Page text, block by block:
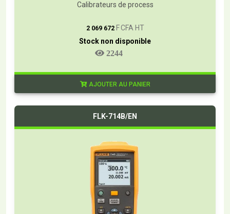
Calibrateurs de process
2 069 672 F CFA HT
Stock non disponible
2244
AJOUTER AU PANIER
FLK-714B/EN